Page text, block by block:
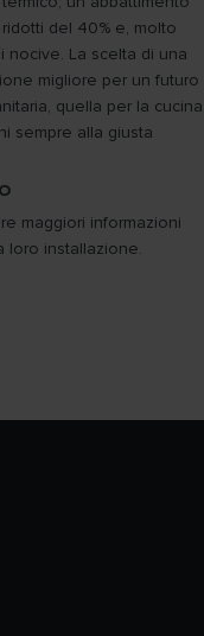
del 40% e, molto
nocive. La scelta di una
migliore per un futuro
quella per la cucina
sempre alla giusta
maggiori informazioni
loro installazione.